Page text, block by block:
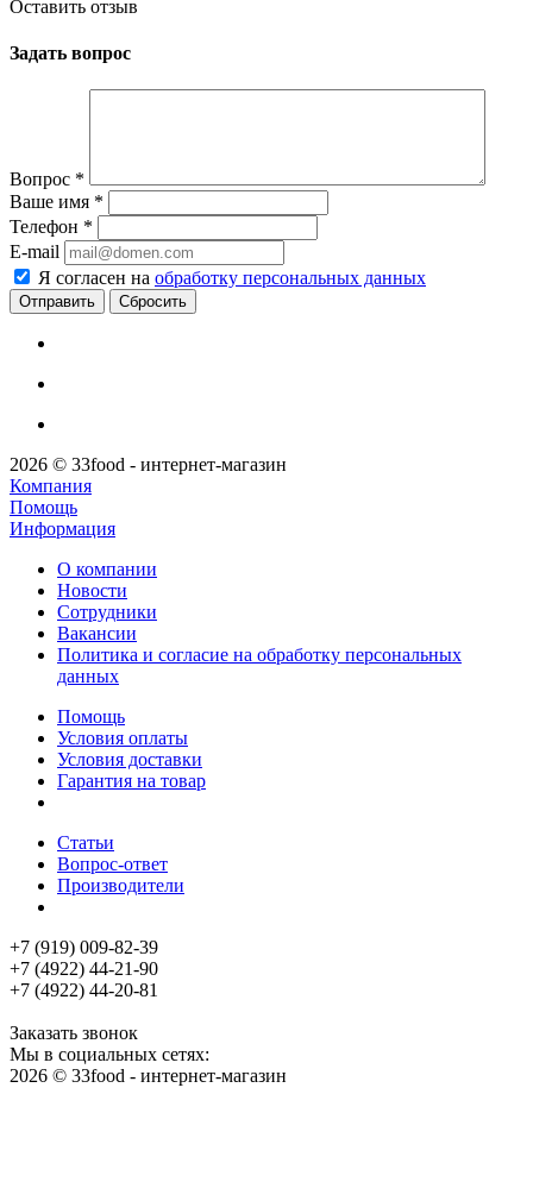
Оставить отзыв
Задать вопрос
Вопрос *
Ваше имя *
Телефон *
E-mail
Я согласен на обработку персональных данных
Сбросить
2026 © 33food - интернет-магазин
Компания
Помощь
Информация
О компании
Новости
Сотрудники
Вакансии
Политика и согласие на обработку персональных
данных
Помощь
Условия оплаты
Условия доставки
Гарантия на товар
Статьи
Вопрос-ответ
Производители
+7 (919) 009-82-39
+7 (4922) 44-21-90
+7 (4922) 44-20-81
Заказать звонок
Мы в социальных сетях:
2026 © 33food - интернет-магазин